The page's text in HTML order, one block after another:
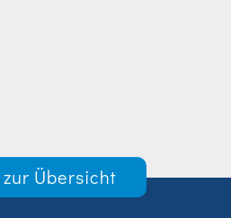
Übersicht